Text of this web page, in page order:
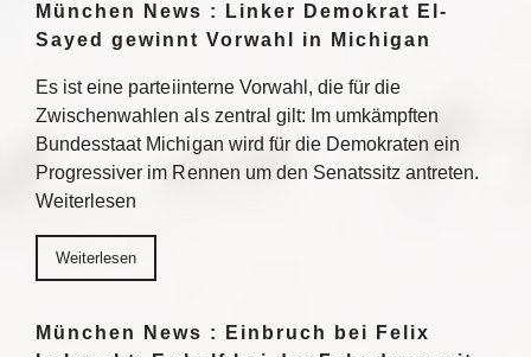
München News : Linker Demokrat El-
Sayed gewinnt Vorwahl in Michigan
Es ist eine parteiinterne Vorwahl, die für die
Zwischenwahlen als zentral gilt: Im umkämpften
Bundesstaat Michigan wird für die Demokraten ein
Progressiver im Rennen um den Senatssitz antreten.
Weiterlesen
Weiterlesen
München News : Einbruch bei Felix